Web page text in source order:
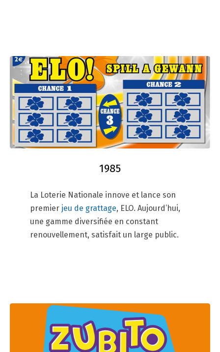
1985
La Loterie Nationale innove et lance son
premier jeu de grattage, ELO. Aujourd’hui,
une gamme diversifiée en constant
renouvellement, satisfait un large public.